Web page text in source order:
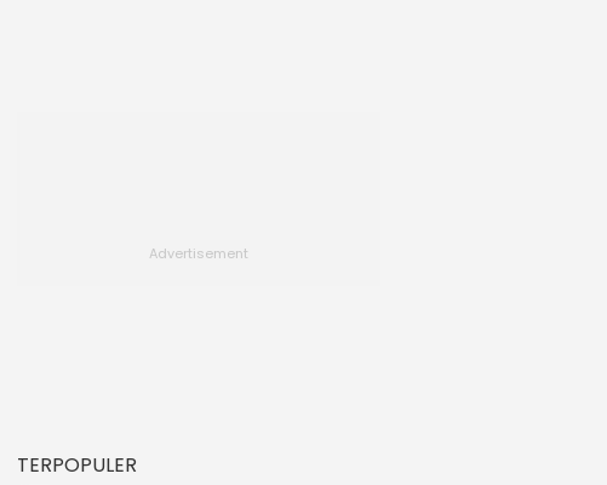
TERPOPULER